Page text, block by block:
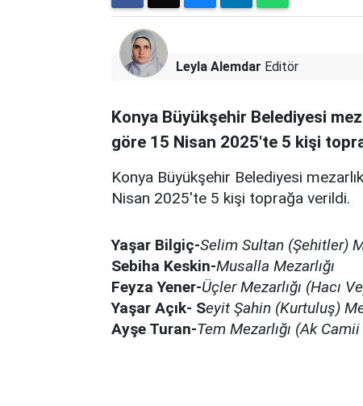
Leyla Alemdar Editör
Konya Büyükşehir Belediyesi
göre 15 Nisan 2025'te 5 kişi
Konya Büyükşehir Belediyesi
Nisan 2025'te 5 kişi toprağa verildi.
Yaşar Bilgiç-Selim Sultan (Şehitler)
Sebiha Keskin-Musalla Mezarlığı
Feyza Yener-Üçler Mezarlığı (Hacı
Yaşar Açık- Seyit Şahin (Kurtuluş)
Ayşe Turan-Tem Mezarlığı (Ak Camii